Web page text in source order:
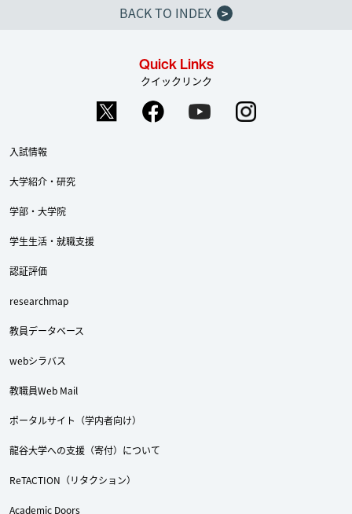
BACK TO INDEX
>
Quick Links
クイックリンク
入試情報
大学紹介・研究
学部・大学院
学生生活・就職支援
認証評価
researchmap
教員データベース
webシラバス
教職員Web Mail
ポータルサイト（学内者向け）
龍谷大学への支援（寄付）について
ReTACTION（リタクション）
Academic Doors